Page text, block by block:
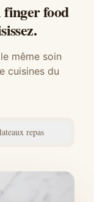
finger food
même soin
cuisines du
repas